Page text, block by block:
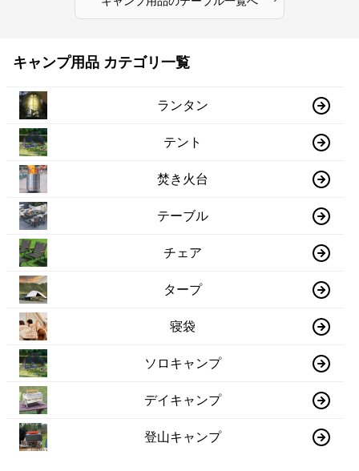
キャンプ用品 カテゴリ一覧
ランタン
テント
焚き火台
テーブル
チェア
タープ
寝袋
ソロキャンプ
デイキャンプ
登山キャンプ